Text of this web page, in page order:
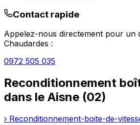
Contact rapide
Appelez-nous directement pour un
Chaudardes :
0972 505 035
Reconditionnement
dans le Aisne (02)
› Reconditionnement-boite-de-